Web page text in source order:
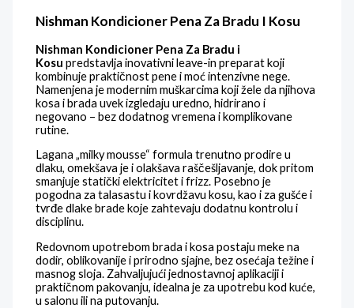
Nishman Kondicioner Pena Za Bradu I Kosu
Nishman Kondicioner Pena Za Bradu i
Kosu predstavlja inovativni leave-in preparat koji
kombinuje praktičnost pene i moć intenzivne nege.
Namenjena je modernim muškarcima koji žele da njihova
kosa i brada uvek izgledaju uredno, hidrirano i
negovano – bez dodatnog vremena i komplikovane
rutine.
Lagana „milky mousse“ formula trenutno prodire u
dlaku, omekšava je i olakšava raščešljavanje, dok pritom
smanjuje statički elektricitet i frizz. Posebno je
pogodna za talasastu i kovrdžavu kosu, kao i za gušće i
tvrđe dlake brade koje zahtevaju dodatnu kontrolu i
disciplinu.
Redovnom upotrebom brada i kosa postaju meke na
dodir, oblikovanije i prirodno sjajne, bez osećaja težine i
masnog sloja. Zahvaljujući jednostavnoj aplikaciji i
praktičnom pakovanju, idealna je za upotrebu kod kuće,
u salonu ili na putovanju.